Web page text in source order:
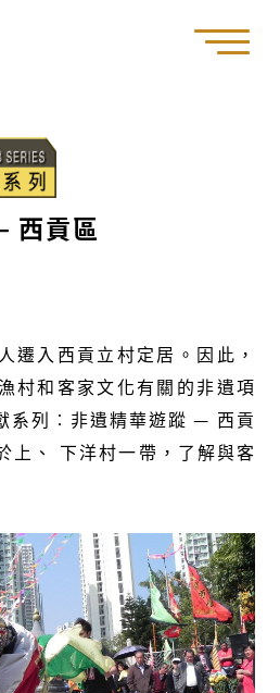
西貢區
遷入西貢立村定居。因此，
村和客家文化有關的非遺項
系列︰非遺精華遊蹤 — 西貢
上、 下洋村一帶，了解與客